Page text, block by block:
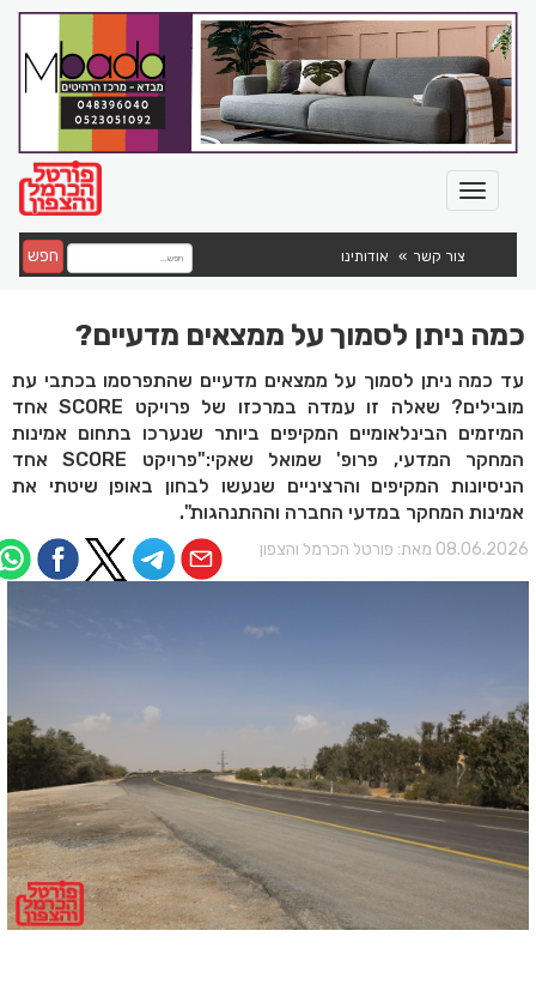
צור קשר אודותינו חפש
כמה ניתן לסמוך על ממצאים מדעיים?
עד כמה ניתן לסמוך על ממצאים מדעיים שהתפרסמו בכתבי עת
מובילים? שאלה זו עמדה במרכזו של פרויקט SCORE אחד
המיזמים הבינלאומיים המקיפים ביותר שנערכו בתחום אמינות
המחקר המדעי, פרופ' שמואל שאקי:"פרויקט SCORE אחד
הניסיונות המקיפים והרציניים שנעשו לבחון באופן שיטתי את
אמינות המחקר במדעי החברה וההתנהגות".
מאת: פורטל הכרמל והצפון